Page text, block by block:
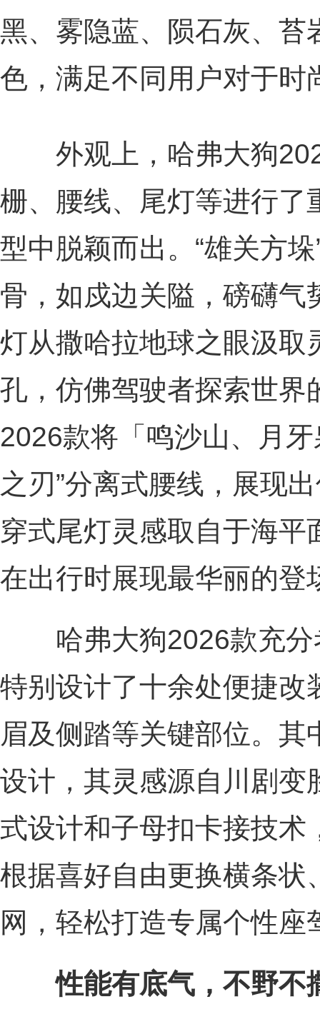
黑、雾隐蓝、陨石灰、苔
色，满足不同用户对于时
外观上，哈弗大狗
栅、腰线、尾灯等进行了
型中脱颖而出。“雄关方
骨，如戍边关隘，磅礴气
灯从撒哈拉地球之眼汲取
孔，仿佛驾驶者探索世界
2026款将「鸣沙山、月
之刃”分离式腰线，展现
穿式尾灯灵感取自于海
在出行时展现最华丽的登
哈弗大狗2026款充分
特别设计了十余处便捷改
眉及侧踏等关键部位。
设计，其灵感源自川剧变
式设计和子母扣卡接技术
根据喜好自由更换横条状
网，轻松打造专属个性座
性能有底气， 不野不